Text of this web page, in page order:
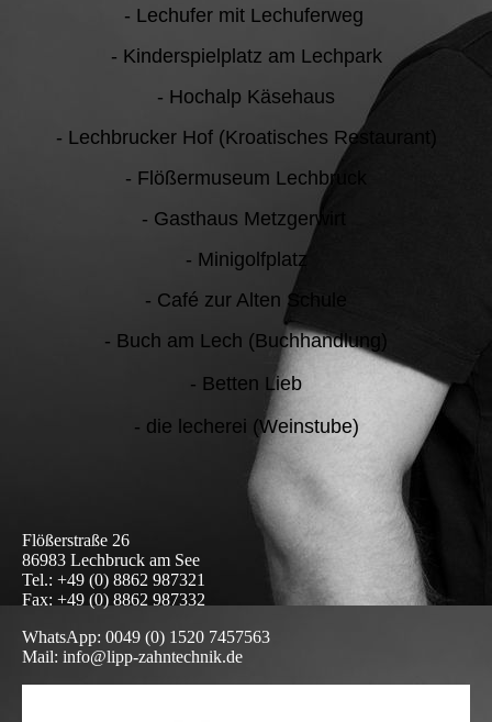
- Lechufer mit Lechuferweg
- Kinderspielplatz am Lechpark
- Hochalp Käsehaus
- Lechbrucker Hof (Kroatisches Restaurant)
- Flößermuseum Lechbruck
- Gasthaus Metzgerwirt
- Minigolfplatz
- Café zur Alten Schule
- Buch am Lech (Buchhandlung)
- Betten Lieb
- die lecherei (Weinstube)
Flößerstraße 26
86983 Lechbruck am See
Tel.: +49 (0) 8862 987321
Fax: +49 (0) 8862 987332
WhatsApp: 0049 (0) 1520 7457563
Mail: info@lipp-zahntechnik.de